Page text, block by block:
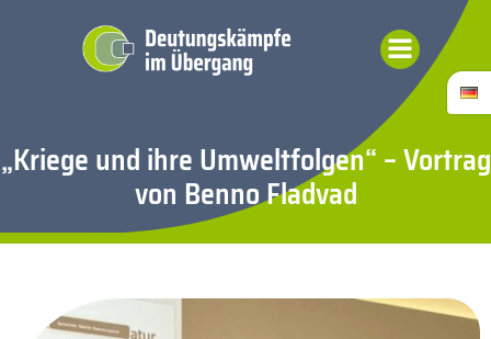
Inhalt
springen
„Kriege und ihre Umweltfolgen“ – Vortrag
von Benno Fladvad